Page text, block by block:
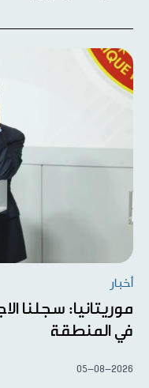
أخبار
موريتانيا: سجلنا
في المنطقة
05-08-2026